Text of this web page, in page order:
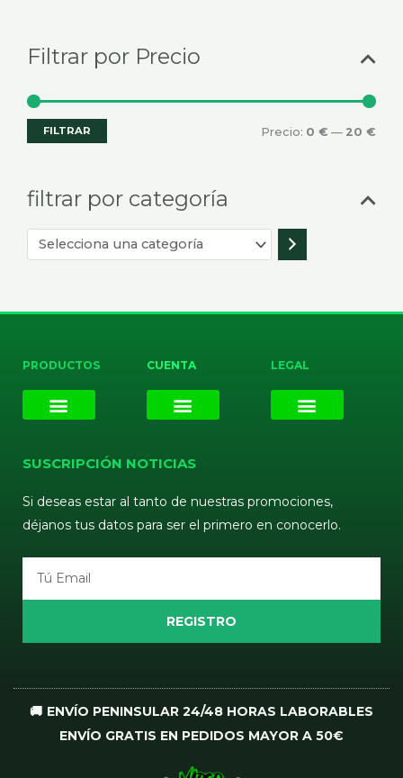
Filtrar por Precio
FILTRAR Precio: 0 € — 20 €
filtrar por categoría
PRODUCTOS CUENTA LEGAL
SUSCRIPCIÓN NOTICIAS
Si deseas estar al tanto de nuestras promociones,
déjanos tus datos para ser el primero en conocerlo.
REGISTRO
🚚 ENVÍO PENINSULAR 24/48 HORAS LABORABLES
ENVÍO GRATIS EN PEDIDOS MAYOR A 50€